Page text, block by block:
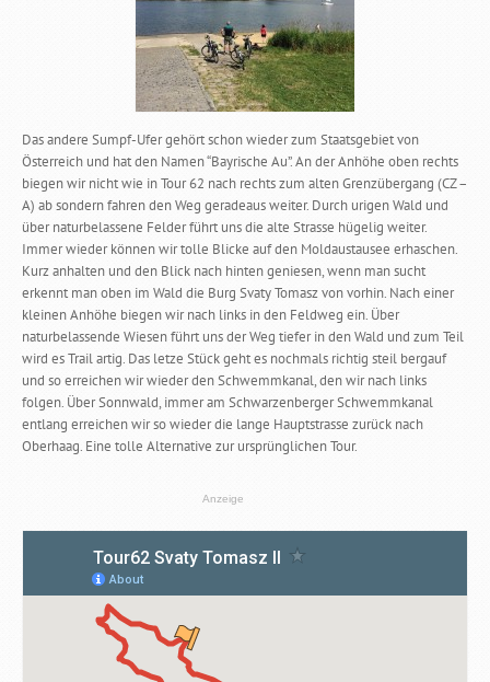
Das andere Sumpf-Ufer gehört schon wieder zum Staatsgebiet von
Österreich und hat den Namen “Bayrische Au”. An der Anhöhe oben rechts
biegen wir nicht wie in Tour 62 nach rechts zum alten Grenzübergang (CZ –
A) ab sondern fahren den Weg geradeaus weiter. Durch urigen Wald und
über naturbelassene Felder führt uns die alte Strasse hügelig weiter.
Immer wieder können wir tolle Blicke auf den Moldaustausee erhaschen.
Kurz anhalten und den Blick nach hinten geniesen, wenn man sucht
erkennt man oben im Wald die Burg Svaty Tomasz von vorhin. Nach einer
kleinen Anhöhe biegen wir nach links in den Feldweg ein. Über
naturbelassende Wiesen führt uns der Weg tiefer in den Wald und zum Teil
wird es Trail artig. Das letze Stück geht es nochmals richtig steil bergauf
und so erreichen wir wieder den Schwemmkanal, den wir nach links
folgen. Über Sonnwald, immer am Schwarzenberger Schwemmkanal
entlang erreichen wir so wieder die lange Hauptstrasse zurück nach
Oberhaag. Eine tolle Alternative zur ursprünglichen Tour.
Anzeige